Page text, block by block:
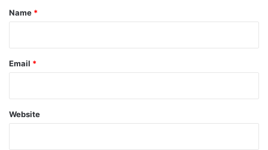
*
Name *
Email *
Website